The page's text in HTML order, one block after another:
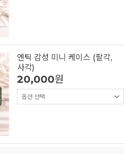
엔틱 감성 미니 케이스 (팔각,
사각)
20,000원